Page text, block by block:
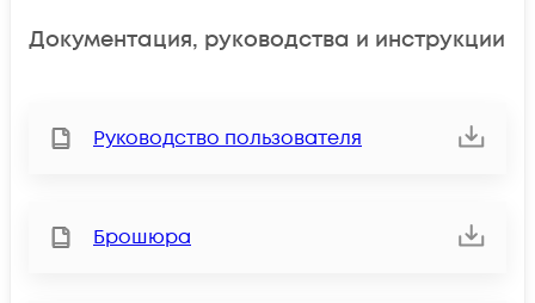
Документация, руководства и инструкции
Руководство пользователя
Брошюра